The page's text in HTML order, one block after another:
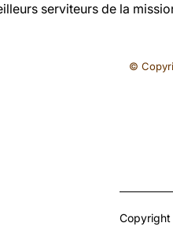
serviteurs de la
©